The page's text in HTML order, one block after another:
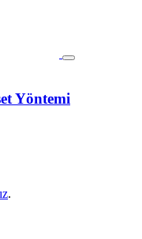
Yöntemi
.